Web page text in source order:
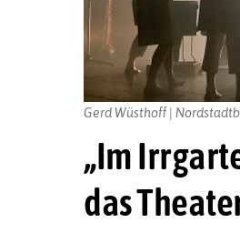
„Im
das
Gerd Wüsthoff |